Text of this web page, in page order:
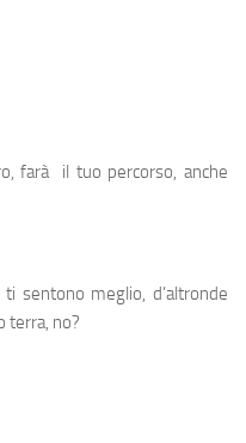
farà il tuo percorso, anche
sentono meglio, d’altronde
terra, no?